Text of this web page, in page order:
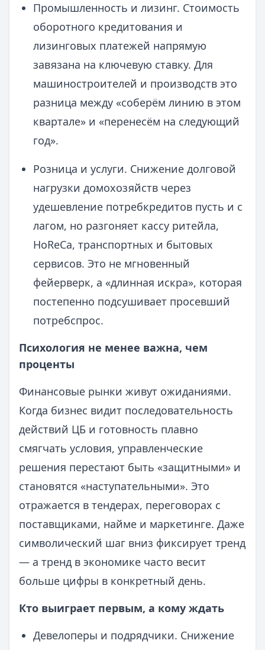
Промышленность и лизинг. Стоимость
оборотного кредитования и
лизинговых платежей напрямую
завязана на ключевую ставку. Для
машиностроителей и производств это
разница между «соберём линию в этом
квартале» и «перенесём на следующий
год».
Розница и услуги. Снижение долговой
нагрузки домохозяйств через
удешевление потребкредитов пусть и с
лагом, но разгоняет кассу ритейла,
HoReCa, транспортных и бытовых
сервисов. Это не мгновенный
фейерверк, а «длинная искра», которая
постепенно подсушивает просевший
потребспрос.
Психология не менее важна, чем
проценты
Финансовые рынки живут ожиданиями.
Когда бизнес видит последовательность
действий ЦБ и готовность плавно
смягчать условия, управленческие
решения перестают быть «защитными» и
становятся «наступательными». Это
отражается в тендерах, переговорах с
поставщиками, найме и маркетинге. Даже
символический шаг вниз фиксирует тренд
— а тренд в экономике часто весит
больше цифры в конкретный день.
Кто выиграет первым, а кому ждать
Девелоперы и подрядчики. Снижение